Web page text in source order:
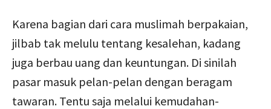
Karena bagian dari cara muslimah berpakaian,
jilbab tak melulu tentang kesalehan, kadang
juga berbau uang dan keuntungan. Di sinilah
pasar masuk pelan-pelan dengan beragam
tawaran. Tentu saja melalui kemudahan-